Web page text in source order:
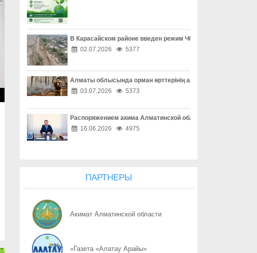
08.08 Одно решение может изменить жизнь
08.08 Профилактика сильнее зависимости
08.08 «Әділет» форумы, Respublica-ның ReTalks алаңы және Baytaq-
08.08 Форум «Әділет», ReTalks Respublica и экологический караван
08.08 Покупки без неприятных сюрпризов
«Ваш счет в опасности» - не спешите верить
08.08
08.08 Простые правила сохранности имущества
В Карасайском районе введен режим ЧС местного масштаба
02.07.2026
5377
Алматы облысында орман өрттерінің алдын алу жұмыстары
03.07.2026
5373
Распоряжением акима Алматинской области Куаныш
16.06.2026
4975
ПАРТНЕРЫ
Акимат Алматинской области
«Газета «Алатау Арайы»